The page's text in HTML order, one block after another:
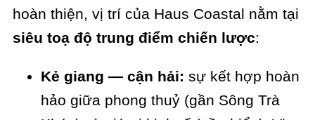
hoàn thiện, vị trí của Haus Coastal nằm tại
siêu toạ độ trung điểm chiến lược:
Kẻ giang — cận hải: sự kết hợp hoàn
hảo giữa phong thuỷ (gần Sông Trà